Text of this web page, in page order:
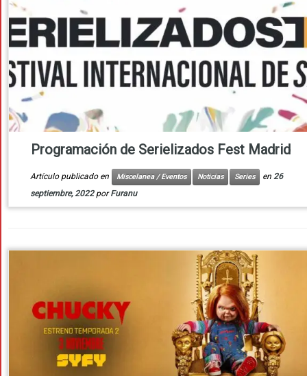
Programación de Serielizados Fest Madrid
Artículo publicado en Miscelanea / Eventos Noticias Series en 26
septiembre, 2022 porFuranu